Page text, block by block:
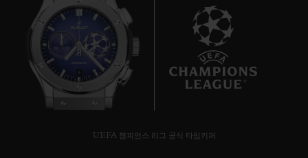
UEFA 챔피언스 리그 공식 타임키퍼